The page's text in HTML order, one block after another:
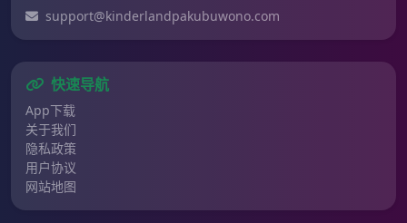
support@kinderlandpakubuwono.com
快速导航
App下载
关于我们
隐私政策
用户协议
网站地图